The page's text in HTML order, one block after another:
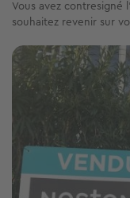
Vous avez contresigné
souhaitez revenir sur
Image